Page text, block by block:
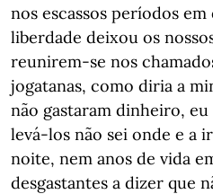
nos escassos períodos
liberdade deixou os
reunirem-se nos
jogatanas, como diria a
não gastaram dinheiro,
levá-los não sei onde e a
noite, nem anos de vida
desgastantes a dizer que